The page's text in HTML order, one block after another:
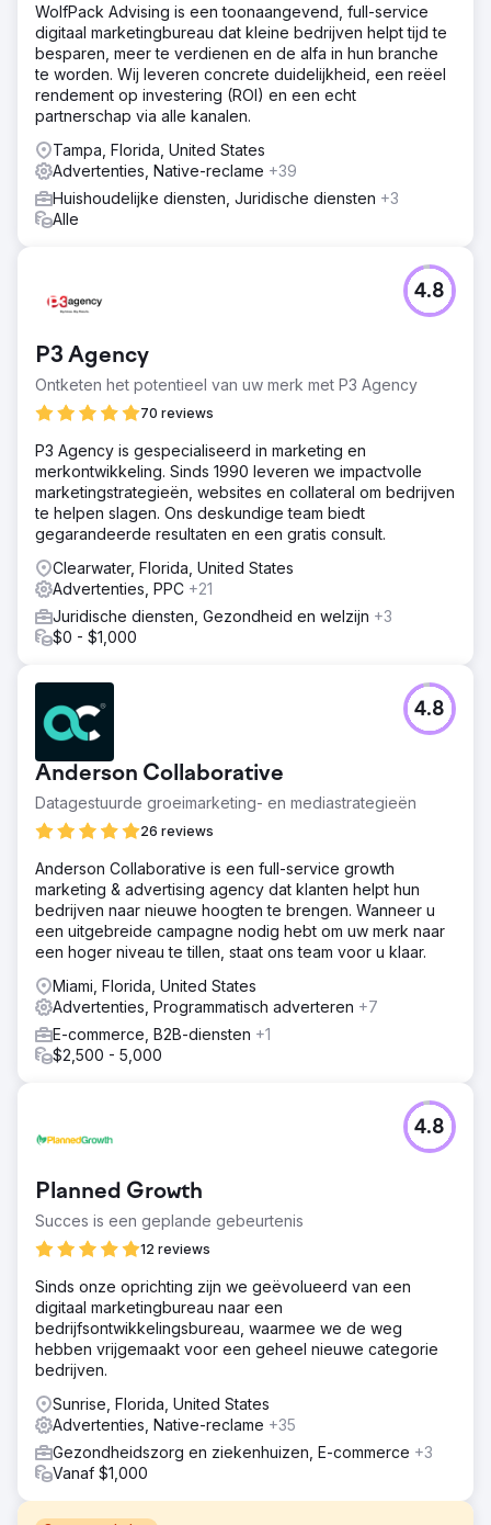
WolfPack Advising is een toonaangevend, full-service
digitaal marketingbureau dat kleine bedrijven helpt tijd te
besparen, meer te verdienen en de alfa in hun branche
te worden. Wij leveren concrete duidelijkheid, een reëel
rendement op investering (ROI) en een echt
partnerschap via alle kanalen.
Tampa, Florida, United States
Advertenties, Native-reclame +39
Huishoudelijke diensten, Juridische diensten +3
Alle
P3 Agency
Ontketen het potentieel van uw merk met P3 Agency
70 reviews
4.8
P3 Agency is gespecialiseerd in marketing en
merkontwikkeling. Sinds 1990 leveren we impactvolle
marketingstrategieën, websites en collateral om bedrijven
te helpen slagen. Ons deskundige team biedt
gegarandeerde resultaten en een gratis consult.
Clearwater, Florida, United States
Advertenties, PPC +21
Juridische diensten, Gezondheid en welzijn +3
$0 - $1,000
Anderson Collaborative
Datagestuurde groeimarketing- en mediastrategieën
26 reviews
4.8
Anderson Collaborative is een full-service growth
marketing & advertising agency dat klanten helpt hun
bedrijven naar nieuwe hoogten te brengen. Wanneer u
een uitgebreide campagne nodig hebt om uw merk naar
een hoger niveau te tillen, staat ons team voor u klaar.
Miami, Florida, United States
Advertenties, Programmatisch adverteren +7
E-commerce, B2B-diensten +1
$2,500 - 5,000
Planned Growth
Succes is een geplande gebeurtenis
12 reviews
4.8
Sinds onze oprichting zijn we geëvolueerd van een
digitaal marketingbureau naar een
bedrijfsontwikkelingsbureau, waarmee we de weg
hebben vrijgemaakt voor een geheel nieuwe categorie
bedrijven.
Sunrise, Florida, United States
Advertenties, Native-reclame +35
Gezondheidszorg en ziekenhuizen, E-commerce +3
Vanaf $1,000